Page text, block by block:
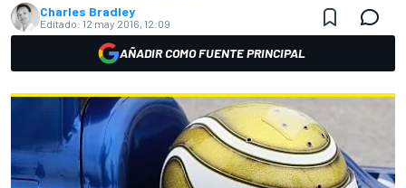
Charles Bradley
Editado: 12 may 2016, 12:09
AÑADIR COMO FUENTE PRINCIPAL